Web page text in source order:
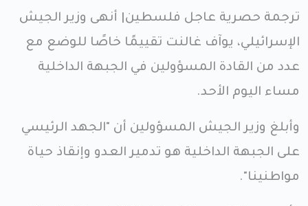
ترجمة حصرية عاجل فلسطين| أنهى وزير الجيش
الإسرائيلي، يوآف غالنت تقييمًا خاصًا للوضع مع
عدد من القادة المسؤولين في الجبهة الداخلية
مساء اليوم الأحد.
وأبلغ وزير الجيش المسؤولين أن "الجهد الرئيسي
على الجبهة الداخلية هو تدمير العدو وإنقاذ حياة
مواطنينا".